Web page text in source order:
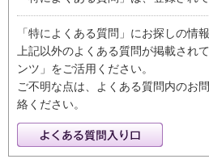
「特によくある質問」にお探しの情
上記以外のよくある質問が掲載され
ンツ」をご活用ください。
ご不明な点は、よくある質問内のお
絡ください。